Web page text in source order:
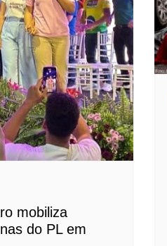
mobiliza
do PL em